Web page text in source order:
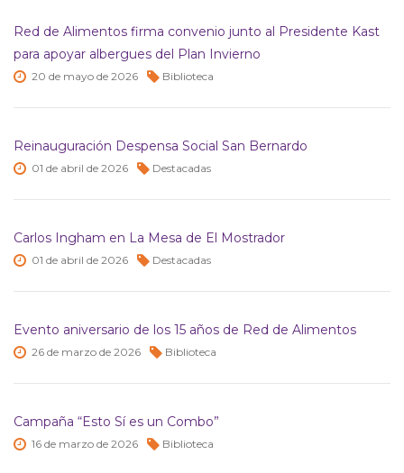
Red de Alimentos firma convenio junto al Presidente Kast
para apoyar albergues del Plan Invierno
20 de mayo de 2026 Biblioteca
Reinauguración Despensa Social San Bernardo
01 de abril de 2026 Destacadas
Carlos Ingham en La Mesa de El Mostrador
01 de abril de 2026 Destacadas
Evento aniversario de los 15 años de Red de Alimentos
26 de marzo de 2026 Biblioteca
Campaña “Esto Sí es un Combo”
16 de marzo de 2026 Biblioteca